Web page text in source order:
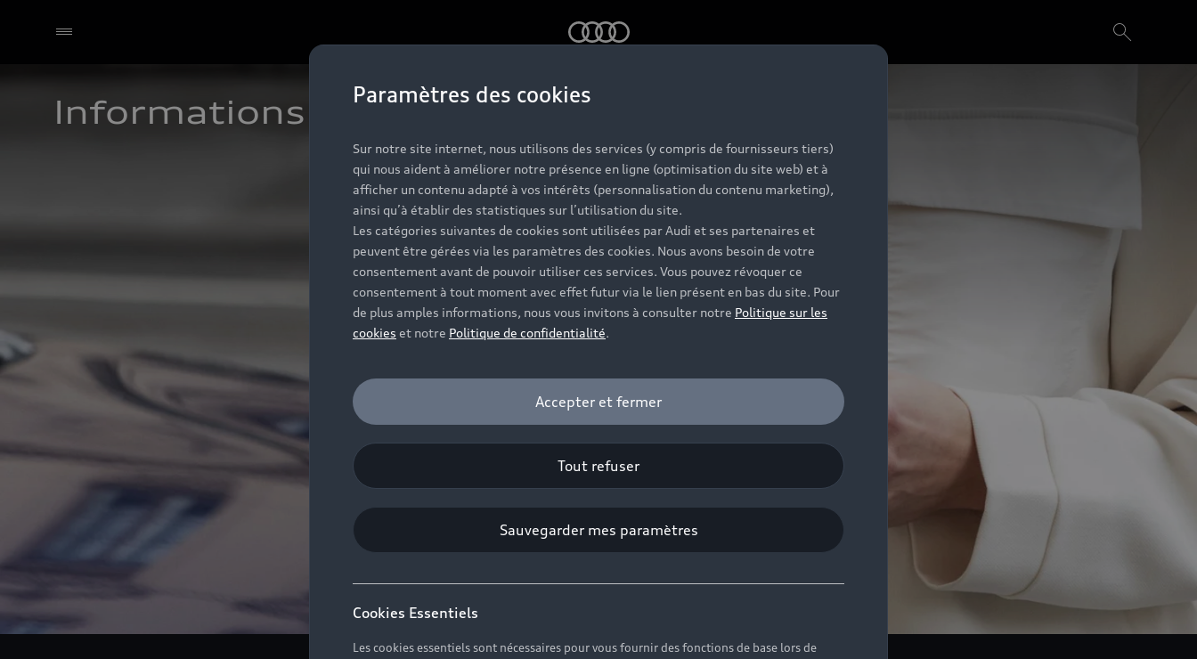
Paramètres des cookies
Sur notre site internet, nous utilisons des services (y compris de fournisseurs tiers)
qui nous aident à améliorer notre présence en ligne (optimisation du site web) et à
afficher un contenu adapté à vos intérêts (personnalisation du contenu marketing),
ainsi qu’à établir des statistiques sur l’utilisation du site.
Les catégories suivantes de cookies sont utilisées par Audi et ses partenaires et
peuvent être gérées via les paramètres des cookies. Nous avons besoin de votre
consentement avant de pouvoir utiliser ces services. Vous pouvez révoquer ce
consentement à tout moment avec effet futur via le lien présent en bas du site. Pour
de plus amples informations, nous vous invitons à consulter notre Politique sur les
cookies et notre Politique de confidentialité.
Accepter et fermer
Tout refuser
Sauvegarder mes paramètres
Cookies Essentiels
Les cookies essentiels sont nécessaires pour vous fournir des fonctions de base lors de
Informations et contact